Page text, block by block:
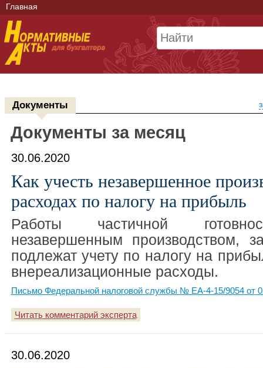
Главная
Документы
Документы за месяц
30.06.2020
Как учесть незавершенное
расходах по налогу на прибыль
Работы частичной
незавершенным производством,
подлежат учету по налогу на
внереализационные расходы.
Письмо Федеральной налоговой службы № ЕА-4-15/9054 от
Читать комментарий эксперта
30.06.2020